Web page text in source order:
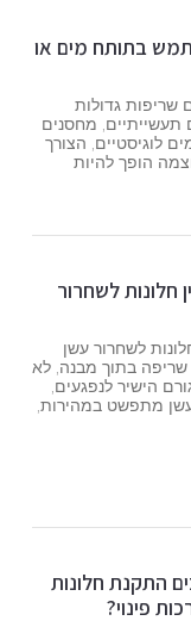
בתותח מים או
גדולות
תעשייתיים, מחסנים
לוגיסטיים, הצורך
הופך להיות
חלונות לשחרור
לשחרור עשן
שריפה בתוך מבנה, לא
הישיר לנפגעים,
מתפשט במהירות,
התקנת חלונות
פינוי?